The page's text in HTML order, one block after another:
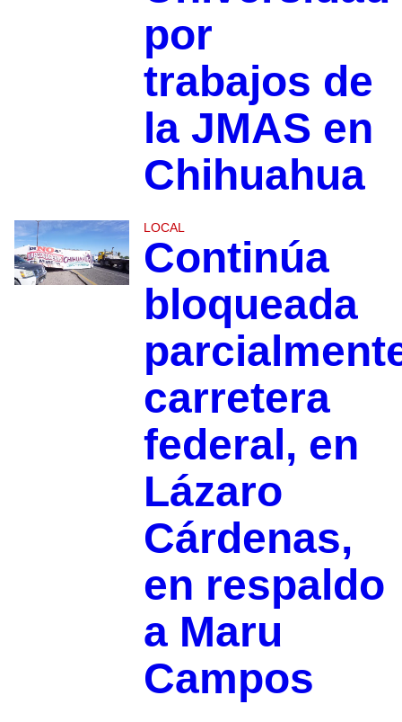
por
trabajos de
la JMAS en
Chihuahua
LOCAL
Continúa
bloqueada
carretera
federal, en
Lázaro
Cárdenas,
en respaldo
a Maru
Campos